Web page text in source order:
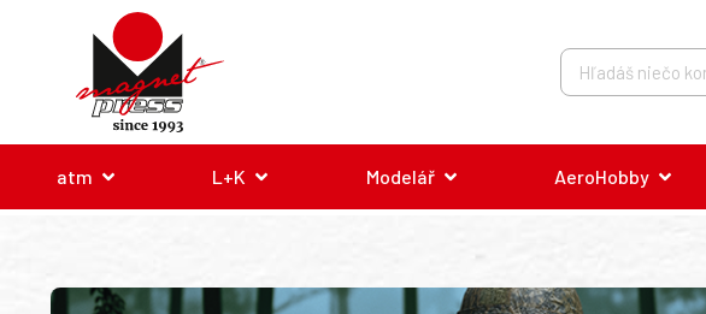
atm L+K Modelář AeroHobby